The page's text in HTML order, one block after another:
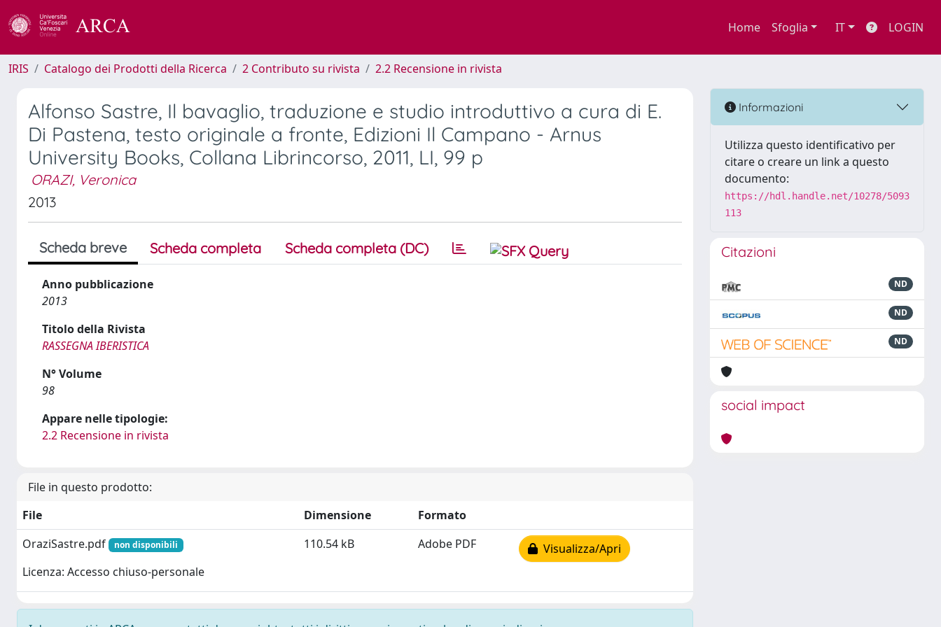
Home Sfoglia IT LOGIN
IRIS Catalogo dei Prodotti della Ricerca 2 Contributo su rivista 2.2 Recensione in rivista
Alfonso Sastre, Il bavaglio, traduzione e studio introduttivo a cura di E.
Di Pastena, testo originale a fronte, Edizioni Il Campano - Arnus
University Books, Collana Librincorso, 2011, LI, 99 p
ORAZI, Veronica
2013
Scheda breve Scheda completa Scheda completa (DC)
Anno pubblicazione
2013
Titolo della Rivista
RASSEGNA IBERISTICA
N° Volume
98
Appare nelle tipologie:
2.2 Recensione in rivista
File in questo prodotto:
File
Dimensione
Formato
OraziSastre.pdf
non disponibili
Licenza: Accesso chiuso-personale
110.54 kB Adobe PDF Visualizza/Apri
Informazioni
Utilizza questo identificativo per
citare o creare un link a questo
documento:
https://hdl.handle.net/10278/5093
113
Citazioni
ND
ND
ND
social impact